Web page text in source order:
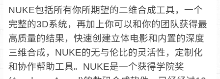
NUKE包括所有你所期望的二维合成工具，一个
完整的3D系统，再加上你可以和你的团队获得最
高质量的结果，快速创建立体电影和内置的深度
三维合成，NUKE的无与伦比的灵活性，定制化
和协作帮助工具。NUKE是一个获得学院奖